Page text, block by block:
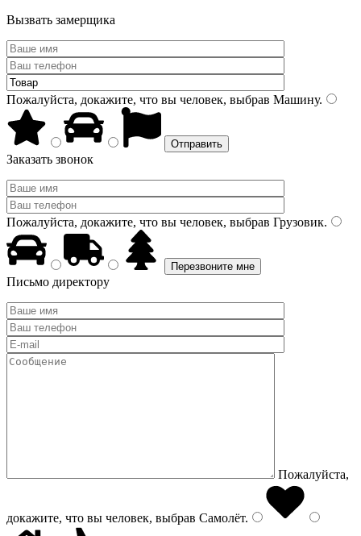
Вызвать замерщика
Пожалуйста, докажите, что вы человек, выбрав Машину.
Заказать звонок
Пожалуйста, докажите, что вы человек, выбрав Грузовик.
Письмо директору
Пожалуйста,
докажите, что вы человек, выбрав Самолёт.